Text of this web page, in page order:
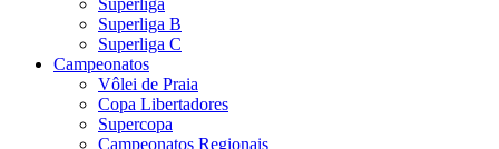
Superliga
Superliga B
Superliga C
Campeonatos
Vôlei de Praia
Copa Libertadores
Supercopa
Campeonatos Regionais